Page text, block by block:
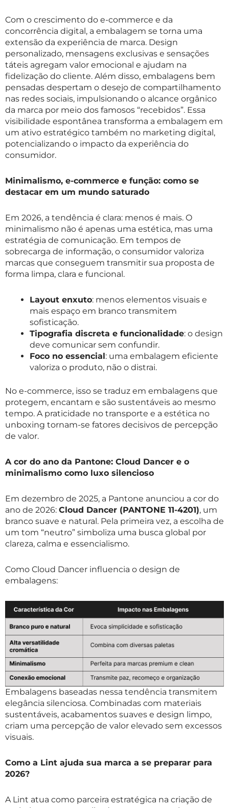
Com o crescimento do e-commerce e da
concorrência digital, a embalagem se torna uma
extensão da experiência de marca. Design
personalizado, mensagens exclusivas e sensações
táteis agregam valor emocional e ajudam na
fidelização do cliente. Além disso, embalagens bem
pensadas despertam o desejo de compartilhamento
nas redes sociais, impulsionando o alcance orgânico
da marca por meio dos famosos “recebidos”. Essa
visibilidade espontânea transforma a embalagem em
um ativo estratégico também no marketing digital,
potencializando o impacto da experiência do
consumidor.
Minimalismo, e-commerce e função: como se
destacar em um mundo saturado
Em 2026, a tendência é clara: menos é mais. O
minimalismo não é apenas uma estética, mas uma
estratégia de comunicação. Em tempos de
sobrecarga de informação, o consumidor valoriza
marcas que conseguem transmitir sua proposta de
forma limpa, clara e funcional.
Layout enxuto: menos elementos visuais e
mais espaço em branco transmitem
sofisticação.
Tipografia discreta e funcionalidade: o design
deve comunicar sem confundir.
Foco no essencial: uma embalagem eficiente
valoriza o produto, não o distrai.
No e-commerce, isso se traduz em embalagens que
protegem, encantam e são sustentáveis ao mesmo
tempo. A praticidade no transporte e a estética no
unboxing tornam-se fatores decisivos de percepção
de valor.
A cor do ano da Pantone: Cloud Dancer e o
minimalismo como luxo silencioso
Em dezembro de 2025, a Pantone anunciou a cor do
ano de 2026: Cloud Dancer (PANTONE 11-4201), um
branco suave e natural. Pela primeira vez, a escolha de
um tom “neutro” simboliza uma busca global por
clareza, calma e essencialismo.
Como Cloud Dancer influencia o design de
embalagens:
Embalagens baseadas nessa tendência transmitem
elegância silenciosa. Combinadas com materiais
sustentáveis, acabamentos suaves e design limpo,
criam uma percepção de valor elevado sem excessos
visuais.
Como a Lint ajuda sua marca a se preparar para
2026?
A Lint atua como parceira estratégica na criação de